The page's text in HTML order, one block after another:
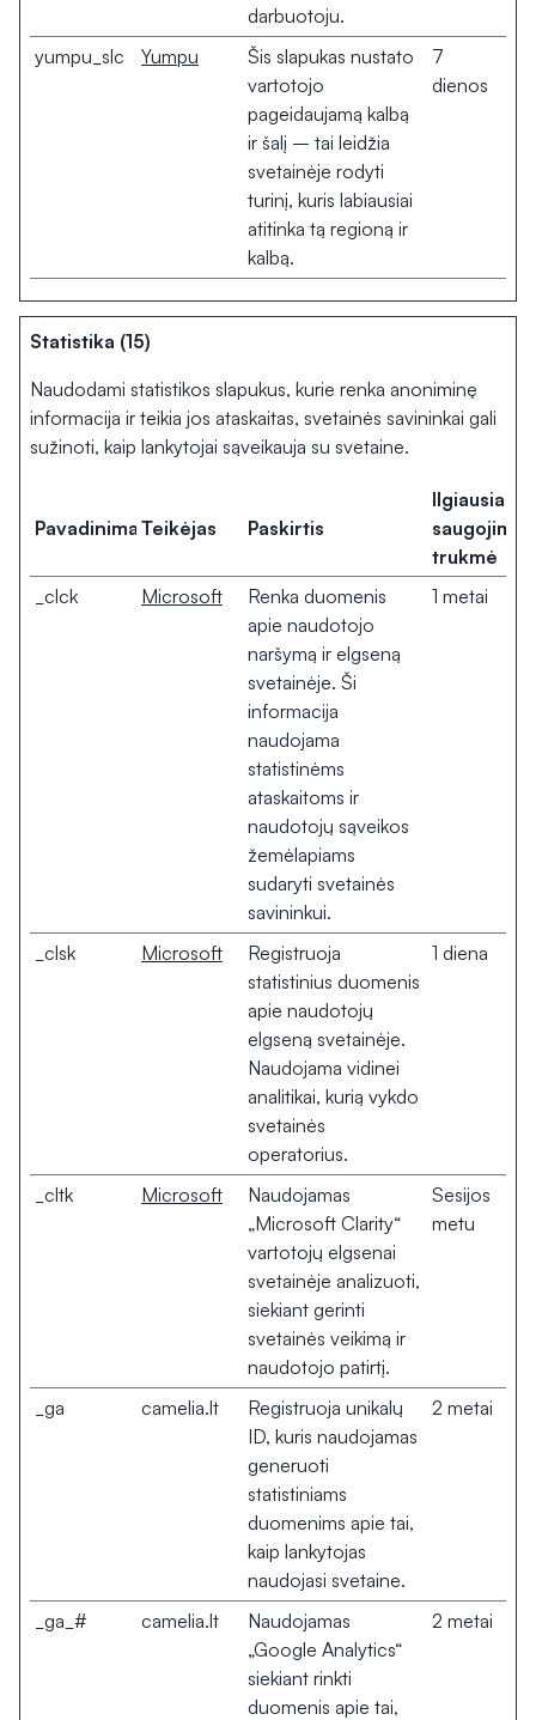
darbuotoju.
yumpu_slc
Yumpu
Šis slapukas nustato
vartotojo
pageidaujamą kalbą
ir šalį – tai leidžia
svetainėje rodyti
turinį, kuris labiausiai
atitinka tą regioną ir
kalbą.
7
dienos
Statistika (15)
Naudodami statistikos slapukus, kurie renka anoniminę
informacija ir teikia jos ataskaitas, svetainės savininkai gali
sužinoti, kaip lankytojai sąveikauja su svetaine.
PavadinimasTeikėjas Paskirtis
Ilgiausia
saugojimo
trukmė
_clck
Microsoft
Renka duomenis
apie naudotojo
naršymą ir elgseną
svetainėje. Ši
informacija
naudojama
statistinėms
ataskaitoms ir
naudotojų sąveikos
žemėlapiams
sudaryti svetainės
savininkui.
1 metai
_clsk Microsoft
Registruoja
statistinius duomenis
apie naudotojų
elgseną svetainėje.
Naudojama vidinei
analitikai, kurią vykdo
svetainės
operatorius.
1 diena
_cltk Microsoft
Naudojamas
„Microsoft Clarity“
vartotojų elgsenai
svetainėje analizuoti,
siekiant gerinti
svetainės veikimą ir
naudotojo patirtį.
Sesijos
metu
_ga camelia.lt
Registruoja unikalų
ID, kuris naudojamas
generuoti
statistiniams
duomenims apie tai,
kaip lankytojas
naudojasi svetaine.
2 metai
_ga_# camelia.lt
Naudojamas
„Google Analytics“
siekiant rinkti
duomenis apie tai,
2 metai